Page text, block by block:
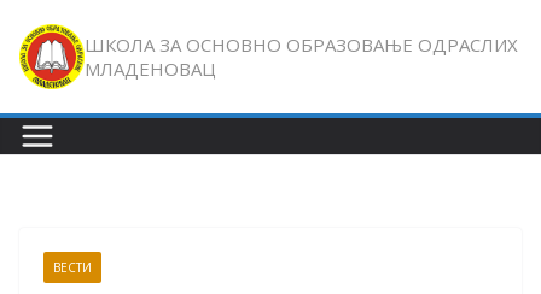
content
ШКОЛА ЗА ОСНОВНО ОБРАЗОВАЊЕ ОДРАСЛИХ
МЛАДЕНОВАЦ
ВЕСТИ